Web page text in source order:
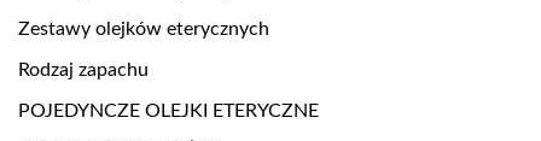
Zestawy olejków eterycznych
Rodzaj zapachu
POJEDYNCZE OLEJKI ETERYCZNE